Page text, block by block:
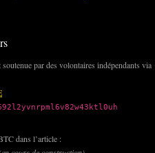
par des volontaires indépendants via
dans l’article :